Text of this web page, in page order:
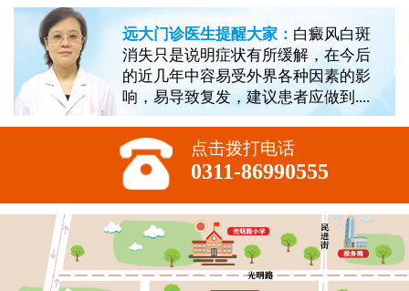
远大门诊医生提醒大家： 白癜风白斑
消失只是说明症状有所缓解，在今后
的近几年中容易受外界各种因素的影
响，易导致复发，建议患者应做到....
点击拨打电话
0311-86990555